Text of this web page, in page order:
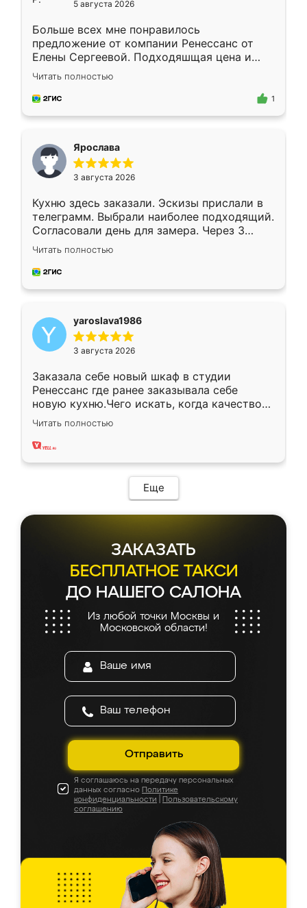
5 августа 2026
Больше всех мне понравилось
предложение от компании Ренессанс от
Елены Сергеевой. Подходяшщая цена и
короткие сроки изготовления. Приехавший
для замера сотрудник Владислав
предложил по моему эскизу самый
Читать полностью
1
Ярослава
3 августа 2026
Кухню здесь заказали. Эскизы прислали в
телеграмм. Выбрали наиболее подходящий.
Согласовали день для замера. Через 3
недели кухня была уже готова. Остались
довольны работой. Спасибо Ренессанс
мебель за качественную работу!
Читать полностью
yaroslava1986
3 августа 2026
Заказала себе новый шкаф в студии
Ренессанс где ранее заказывала себе
новую кухню.Чего искать, когда качеством
вполне довольна. Служит кухня уже почти
два года, нареканий нет.
Читать полностью
Еще
ЗАКАЗАТЬ
БЕСПЛАТНОЕ ТАКСИ
ДО НАШЕГО САЛОНА
Из любой точки Москвы и
Московской области!
Отправить
Я соглашаюсь на передачу персональных
данных согласно Политике
конфиденциальности
Пользовательскому
соглашению